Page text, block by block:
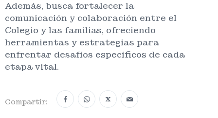
Además, busca fortalecer la
comunicación y colaboración entre el
Colegio y las familias, ofreciendo
herramientas y estrategias para
enfrentar desafíos específicos de cada
etapa vital.
Compartir: X